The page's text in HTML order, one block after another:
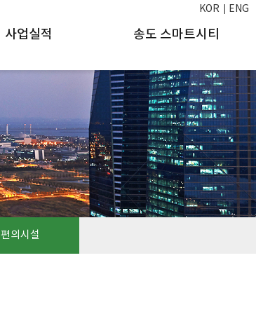
KOR ENG
사업실적 송도 스마트시티
편의시설